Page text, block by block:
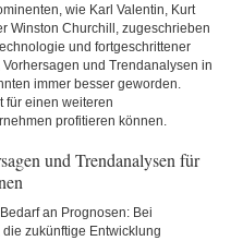
wie Karl Valentin, Kurt
Winston Churchill, zugeschrieben
und fortgeschrittener
und Trendanalysen in
immer besser geworden.
für einen weiteren
profitieren können.
und Trendanalysen für
an Prognosen: Bei
zukünftige Entwicklung